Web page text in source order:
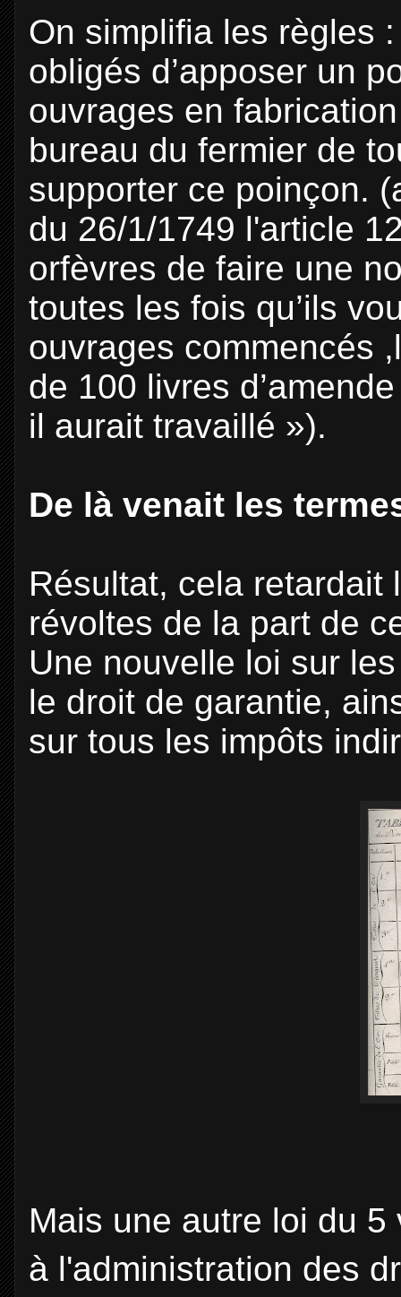
On simplifia les règles
obligés d’apposer un
ouvrages en
bureau du fermier de
supporter ce poinçon.
du 26/1/1749 l'article
orfèvres de faire une
toutes les fois qu’ils
ouvrages commencés
de 100 livres
il aurait travaillé »).
De là venait les
Résultat, cela retardait
révoltes de la part de
Une nouvelle loi sur
le droit de garantie,
sur tous les impôts
Mais une autre loi du
à l'administration des